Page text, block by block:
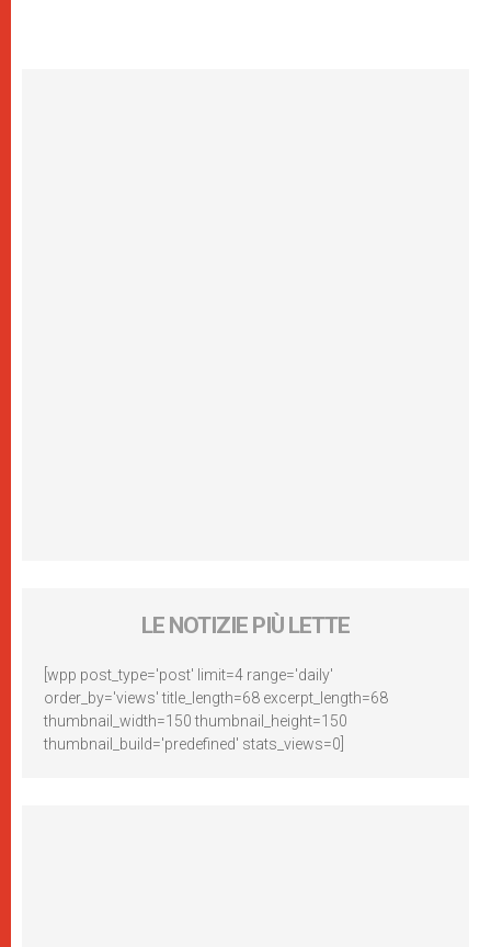
LE NOTIZIE PIÙ LETTE
[wpp post_type='post' limit=4 range='daily'
order_by='views' title_length=68 excerpt_length=68
thumbnail_width=150 thumbnail_height=150
thumbnail_build='predefined' stats_views=0]